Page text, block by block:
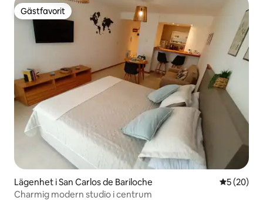
Gästfavorit
Gästfavorit
Lägenhet i San Carlos de Bariloche 5 av 5 i
5 (20)
Charmig modern studio i centrum